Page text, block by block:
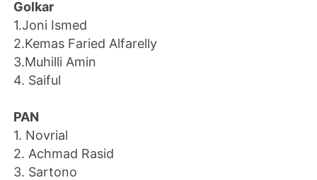
Golkar
1.Joni Ismed
2.Kemas Faried Alfarelly
3.Muhilli Amin
4. Saiful
PAN
1. Novrial
2. Achmad Rasid
3. Sartono